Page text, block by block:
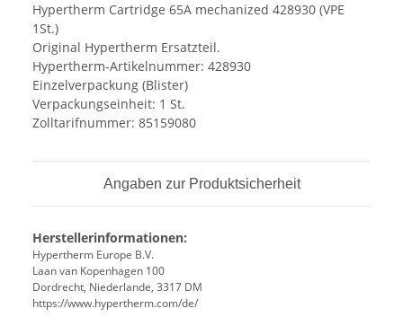
Hypertherm Cartridge 65A mechanized 428930 (VPE
1St.)
Original Hypertherm Ersatzteil.
Hypertherm-Artikelnummer: 428930
Einzelverpackung (Blister)
Verpackungseinheit: 1 St.
Zolltarifnummer: 85159080
Angaben zur Produktsicherheit
Herstellerinformationen:
Hypertherm Europe B.V.
Laan van Kopenhagen 100
Dordrecht, Niederlande, 3317 DM
https://www.hypertherm.com/de/